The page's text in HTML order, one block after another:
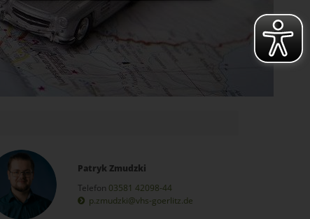
Patryk Zmudzki
Telefon 03581 42098-44
p.zmudzki@vhs-goerlitz.de